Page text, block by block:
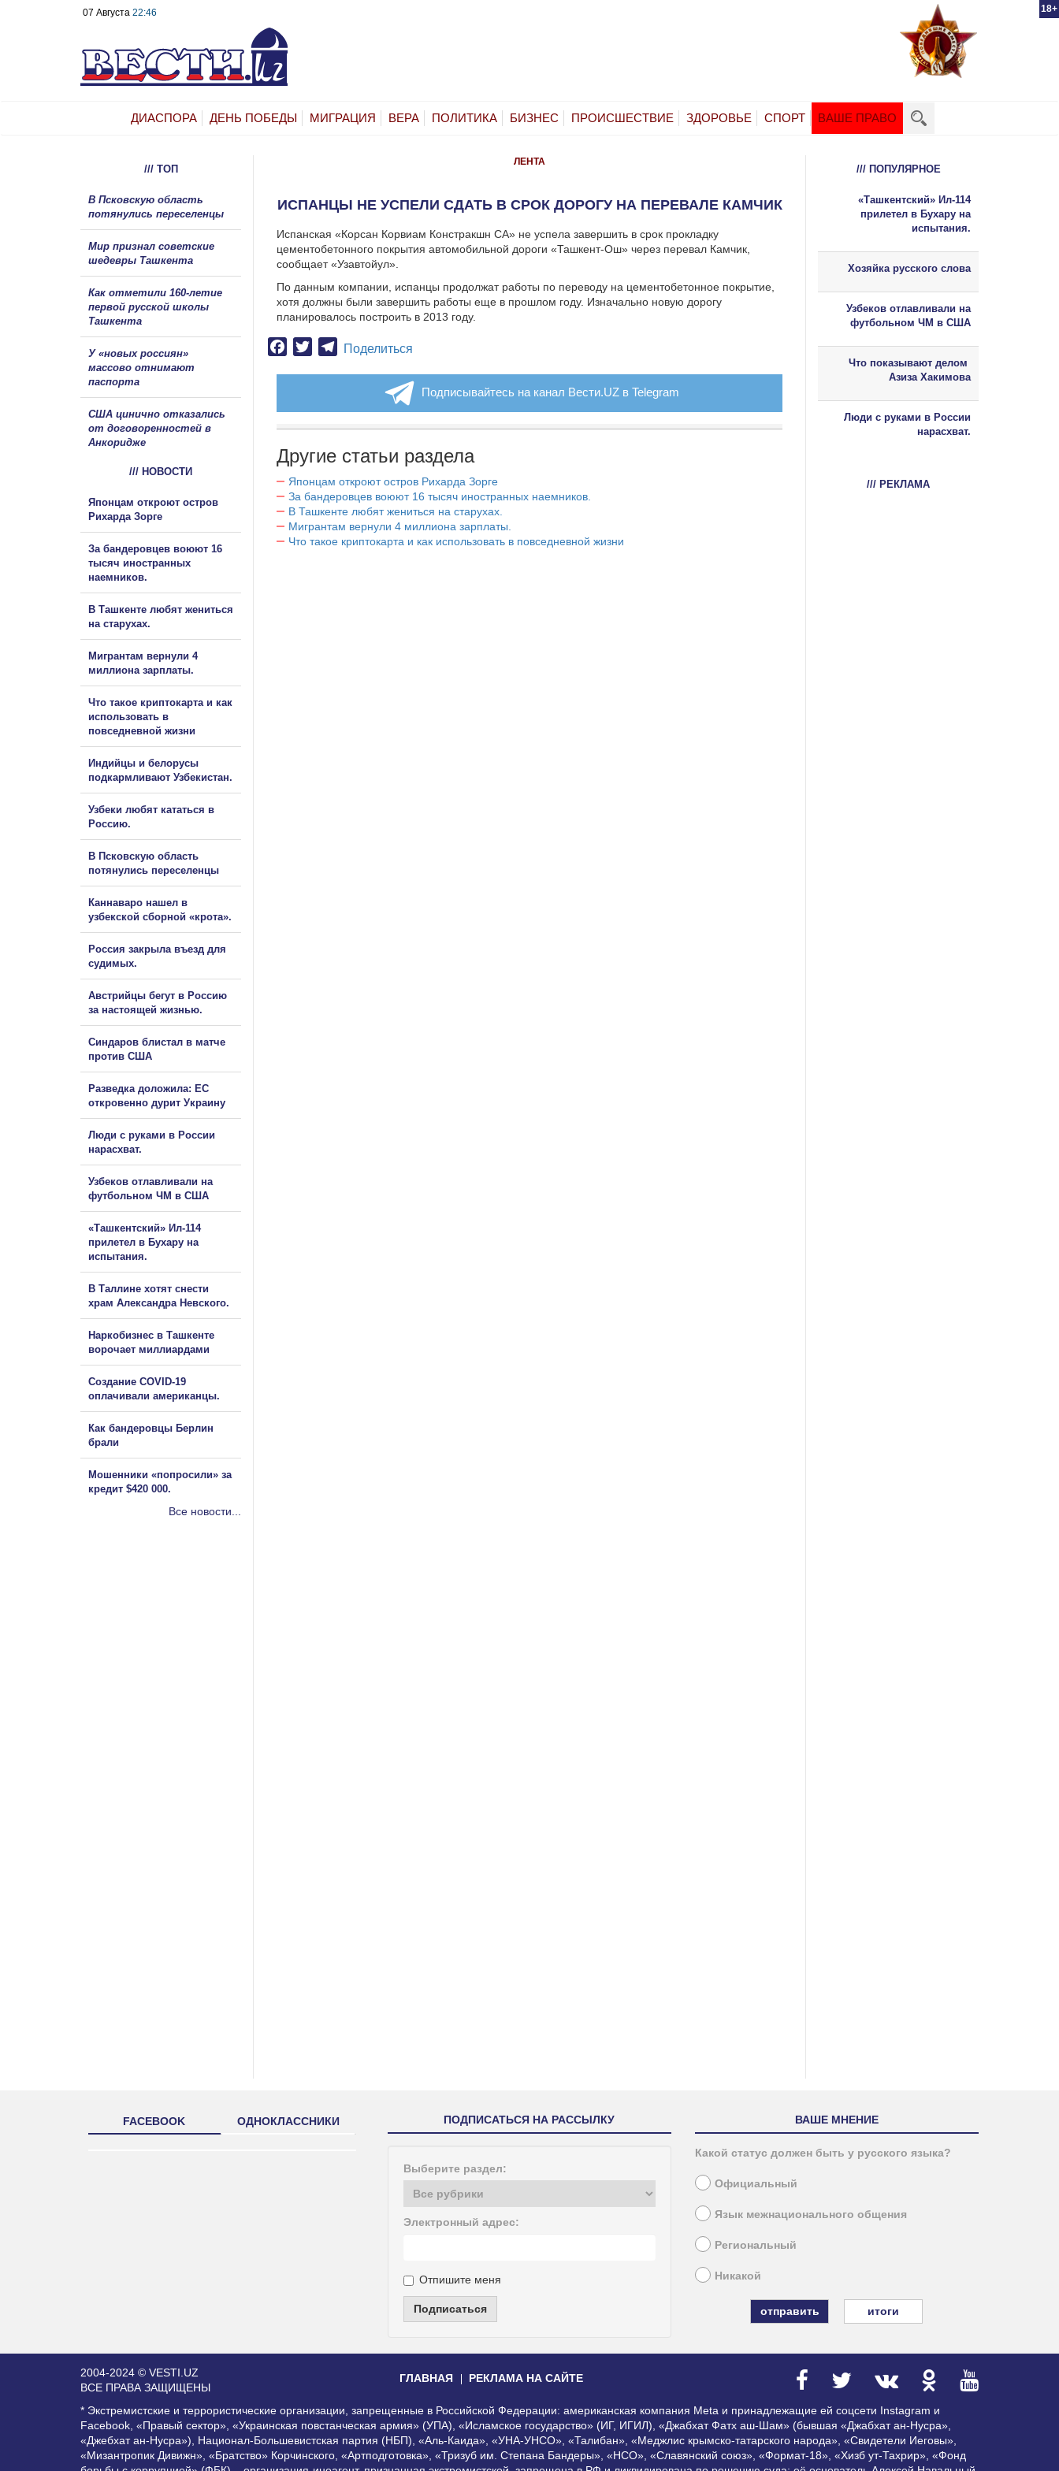
18+
07 Августа 22:46
ДИАСПОРА ДЕНЬ ПОБЕДЫ МИГРАЦИЯ ВЕРА ПОЛИТИКА БИЗНЕС ПРОИСШЕСТВИЕ ЗДОРОВЬЕ СПОРТ ВАШЕ ПРАВО
ЛЕНТА
ИСПАНЦЫ НЕ УСПЕЛИ СДАТЬ В СРОК ДОРОГУ НА ПЕРЕВАЛЕ КАМЧИК
Испанская «Корсан Корвиам Констракшн СА» не успела завершить в срок прокладку
цементобетонного покрытия автомобильной дороги «Ташкент-Ош» через перевал Камчик,
сообщает «Узавтойул».
По данным компании, испанцы продолжат работы по переводу на цементобетонное покрытие,
хотя должны были завершить работы еще в прошлом году. Изначально новую дорогу
планировалось построить в 2013 году.
Facebook
TwitterTelegram
Поделиться
Подписывайтесь на канал Вести.UZ в Telegram
Другие статьи раздела
Японцам откроют остров Рихарда Зорге
За бандеровцев воюют 16 тысяч иностранных наемников.
В Ташкенте любят жениться на старухах.
Мигрантам вернули 4 миллиона зарплаты.
Что такое криптокарта и как использовать в повседневной жизни
/// ТОП
В Псковскую область
потянулись переселенцы
Мир признал советские
шедевры Ташкента
Как отметили 160-летие
первой русской школы
Ташкента
У «новых россиян»
массово отнимают
паспорта
США цинично отказались
от договоренностей в
Анкоридже
/// НОВОСТИ
Японцам откроют остров
Рихарда Зорге
За бандеровцев воюют 16
тысяч иностранных
наемников.
В Ташкенте любят жениться
на старухах.
Мигрантам вернули 4
миллиона зарплаты.
Что такое криптокарта и как
использовать в
повседневной жизни
Индийцы и белорусы
подкармливают Узбекистан.
Узбеки любят кататься в
Россию.
В Псковскую область
потянулись переселенцы
Каннаваро нашел в
узбекской сборной «крота».
Россия закрыла въезд для
судимых.
Австрийцы бегут в Россию
за настоящей жизнью.
Синдаров блистал в матче
против США
Разведка доложила: ЕС
откровенно дурит Украину
Люди с руками в России
нарасхват.
Узбеков отлавливали на
футбольном ЧМ в США
«Ташкентский» Ил-114
прилетел в Бухару на
испытания.
В Таллине хотят снести
храм Александра Невского.
Наркобизнес в Ташкенте
ворочает миллиардами
Создание COVID-19
оплачивали американцы.
Как бандеровцы Берлин
брали
Мошенники «попросили» за
кредит $420 000.
Все новости...
/// ПОПУЛЯРНОЕ
«Ташкентский» Ил-114
прилетел в Бухару на
испытания.
Хозяйка русского слова
Узбеков отлавливали на
футбольном ЧМ в США
Что показывают делом
Азиза Хакимова
Люди с руками в России
нарасхват.
/// РЕКЛАМА
FACEBOOK ОДНОКЛАССНИКИ ПОДПИСАТЬСЯ НА РАССЫЛКУ
Выберите раздел:
Электронный адрес:
Отпишите меня
Подписаться
ВАШЕ МНЕНИЕ
Какой статус должен быть у русского языка?
Официальный
Язык межнационального общения
Региональный
Никакой
итоги
2004-2024 © VESTI.UZ
ВСЕ ПРАВА ЗАЩИЩЕНЫ
ГЛАВНАЯ РЕКЛАМА НА САЙТЕ
* Экстремистские и террористические организации, запрещенные в Российской Федерации: американская компания Meta и принадлежащие ей соцсети Instagram и
Facebook, «Правый сектор», «Украинская повстанческая армия» (УПА), «Исламское государство» (ИГ, ИГИЛ), «Джабхат Фатх аш-Шам» (бывшая «Джабхат ан-Нусра»,
«Джебхат ан-Нусра»), Национал-Большевистская партия (НБП), «Аль-Каида», «УНА-УНСО», «Талибан», «Меджлис крымско-татарского народа», «Свидетели Иеговы»,
«Мизантропик Дивижн», «Братство» Корчинского, «Артподготовка», «Тризуб им. Степана Бандеры», «НСО», «Славянский союз», «Формат-18», «Хизб ут-Тахрир», «Фонд